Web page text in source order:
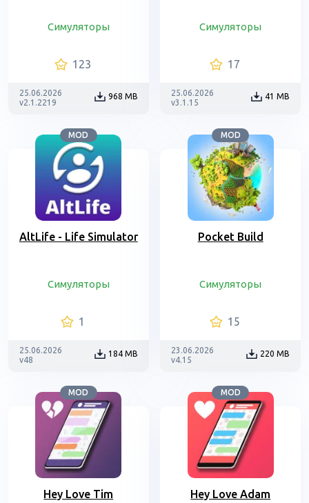
Симуляторы
123
25.06.2026
v2.1.2219
968 MB
Симуляторы
17
25.06.2026
v3.1.15
41 MB
MOD
AltLife - Life Simulator
Симуляторы
1
25.06.2026
v48
184 MB
MOD
Pocket Build
Симуляторы
15
23.06.2026
v4.15
220 MB
MOD
Hey Love Tim
MOD
Hey Love Adam